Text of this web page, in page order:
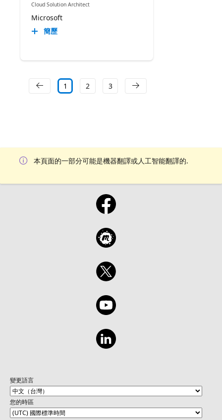
Cloud Solution Architect
Microsoft
簡歷
1 2 3
本頁面的一部分可能是機器翻譯或人工智能翻譯的.
變更語言
您的時區